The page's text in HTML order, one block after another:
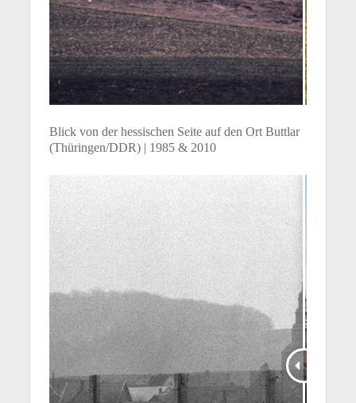
Blick von der hessischen Seite auf den Ort Buttlar
(Thüringen/DDR) | 1985 & 2010